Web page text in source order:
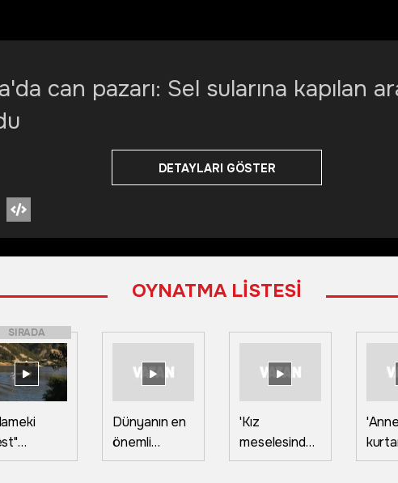
can pazarı: Sel sularına kapılan
DETAYLARI GÖSTER
OYNATMA LİSTESİ
SIRADA
Dünyanın en
önemli
üreticisi
'Kız
meselesinde'
yüzünden